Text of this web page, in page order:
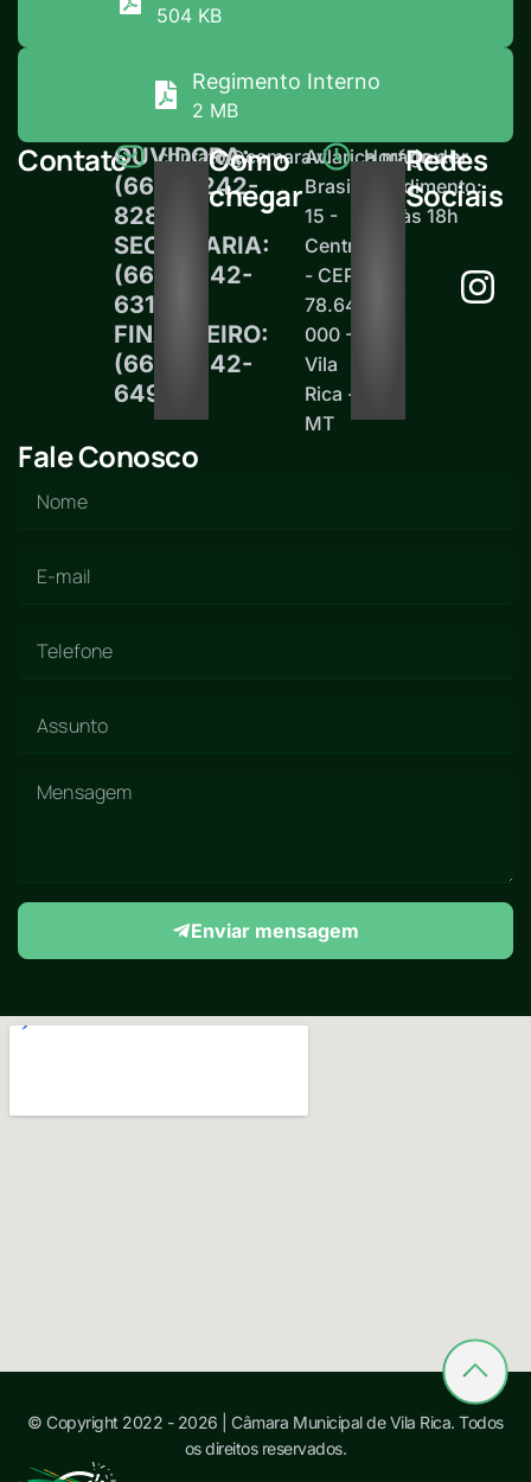
504 KB
Regimento Interno
2 MB
ContatoOUVIDORA:
(66) 99242-
8289
SECRETARIA:
(66)99242-
6313
FINANCEIRO:
(66)99242-
6497
contato@camaravilarica.mt.gov.br
Como
chegar
Av.
Brasil,
15 -
Centro
- CEP
78.645-
000 -
Vila
Rica -
MT
Horário de
atendimento:
12h às 18h
Redes
Sociais
Fale Conosco
Enviar mensagem
© Copyright 2022 - 2026 | Câmara Municipal de Vila Rica. Todos
os direitos reservados.